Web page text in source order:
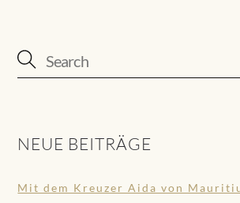
NEUE BEITRÄGE
Mit dem Kreuzer Aida von